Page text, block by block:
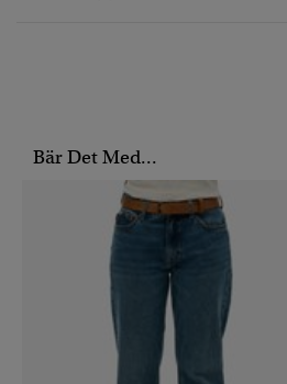
Bär Det Med...